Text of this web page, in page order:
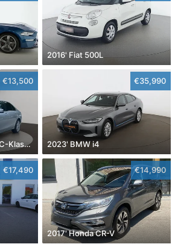
2016' Fiat 500L
€13,500
2014' Mercedes-Benz C-Klasse
€35,990
2023' BMW i4
€17,490 €14,990
2017' Honda CR-V